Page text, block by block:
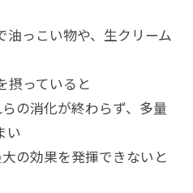
油っこい物や、生クリーム
摂っていると
の消化が終わらず、多量
い
の効果を発揮できないと